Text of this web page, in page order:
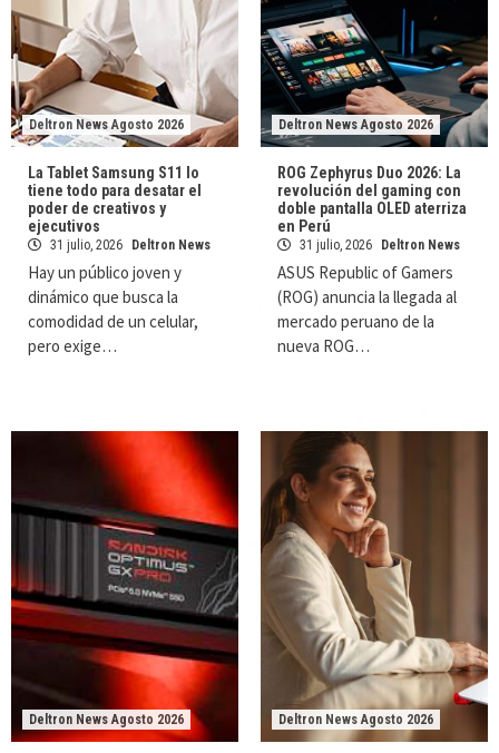
Deltron News Agosto 2026
La Tablet Samsung S11 lo
tiene todo para desatar el
poder de creativos y
ejecutivos
31 julio, 2026 Deltron News
Hay un público joven y
dinámico que busca la
comodidad de un celular,
pero exige…
Deltron News Agosto 2026
ROG Zephyrus Duo 2026: La
revolución del gaming con
doble pantalla OLED aterriza
en Perú
31 julio, 2026 Deltron News
ASUS Republic of Gamers
(ROG) anuncia la llegada al
mercado peruano de la
nueva ROG…
Deltron News Agosto 2026 Deltron News Agosto 2026